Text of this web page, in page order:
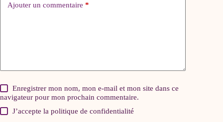
Ajouter un commentaire *
Enregistrer mon nom, mon e-mail et mon site dans ce
navigateur pour mon prochain commentaire.
J’accepte lapolitique de confidentialité